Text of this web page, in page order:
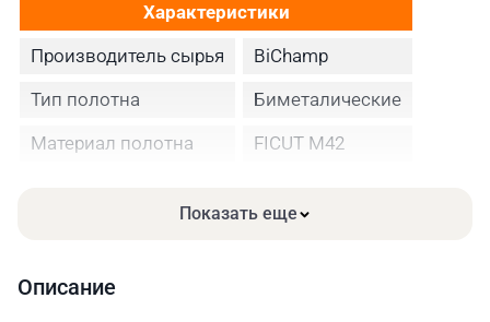
Характеристики
Производитель сырья
BiChamp
Тип полотна
Биметалические
Материал полотна
FICUT М42
Показать еще
Описание